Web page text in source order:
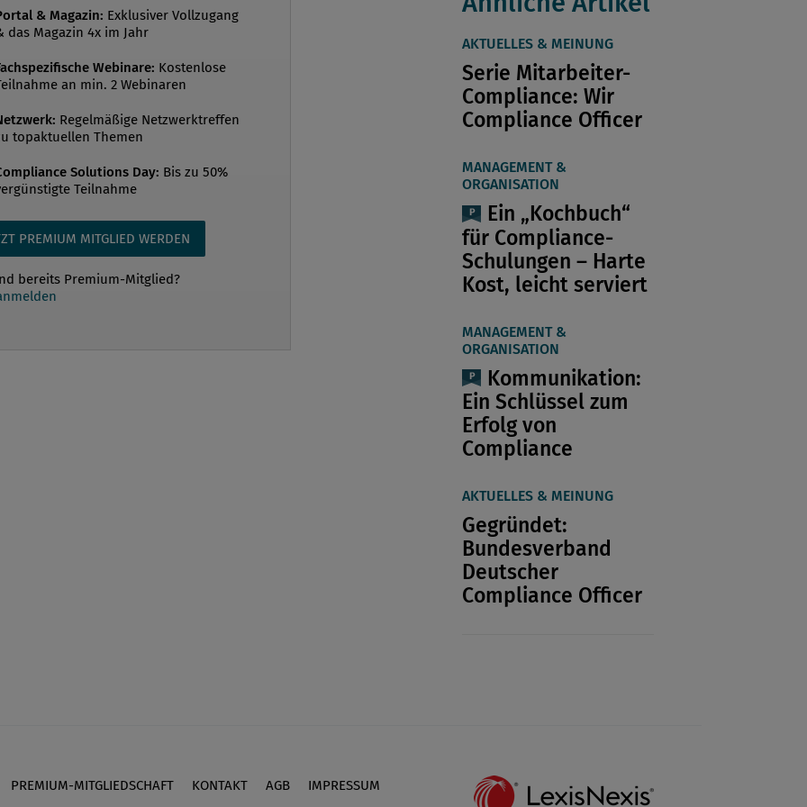
Kriterium darstellte. Ebenso wenig
im Compliance-
vorausgesetzt. Lediglich vereinzelt
lesen, dass Erfahrung im Fraud-
und bei der Erstellung interner
gefordert wird. Auffällig oft wurden
& Magazin: Exklusiver Vollzugang
das Magazin 4x im Jahr
Webinare: Kostenlose
an min. 2 Webinaren
Regelmäßige Netzwerktreffen
topaktuellen Themen
Solutions Day: Bis zu 50%
Teilnahme
PREMIUM MITGLIED WERDEN
bereits Premium-Mitglied?
AKTUELLES & MEINUNG
Serie Mitarbeiter-
Compliance: Wir
Compliance Officer
MANAGEMENT &
ORGANISATION
Ein „Kochbuch“
für Compliance-
Schulungen – Harte
Kost, leicht serviert
MANAGEMENT &
ORGANISATION
Kommunikation:
Ein Schlüssel zum
Erfolg von
Compliance
AKTUELLES & MEINUNG
Gegründet:
Bundesverband
Deutscher
Compliance Officer
PREMIUM-MITGLIEDSCHAFT KONTAKT AGB IMPRESSUM